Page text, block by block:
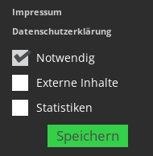
Notwendig
Externe Inhalte
Statistiken
Speichern
Impressum
Datenschutzerklärung